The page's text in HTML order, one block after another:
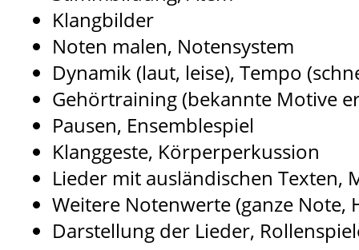
Klangbilder
Noten malen, Notensystem
Dynamik (laut, leise), Tempo
Gehörtraining (bekannte Motive
Pausen, Ensemblespiel
Klanggeste, Körperperkussion
Lieder mit ausländischen Texten,
Weitere Notenwerte (ganze Note,
Darstellung der Lieder,